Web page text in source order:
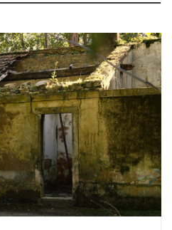
Χαμήλωσε το φως των
τη ροή και πυροβόλησε. Την
παράθυρο στο ύψος της καρδιάς και
πόδια. Τώρα βουλιάζω στην αχλή
στις φλόγες του […]